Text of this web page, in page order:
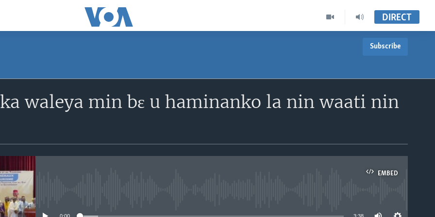
DIRECT
Subscribe
waleya min bɛ u haminanko la nin waati nin
EMBED